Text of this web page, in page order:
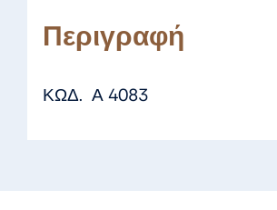
Περιγραφή
ΚΩΔ. Α 4083